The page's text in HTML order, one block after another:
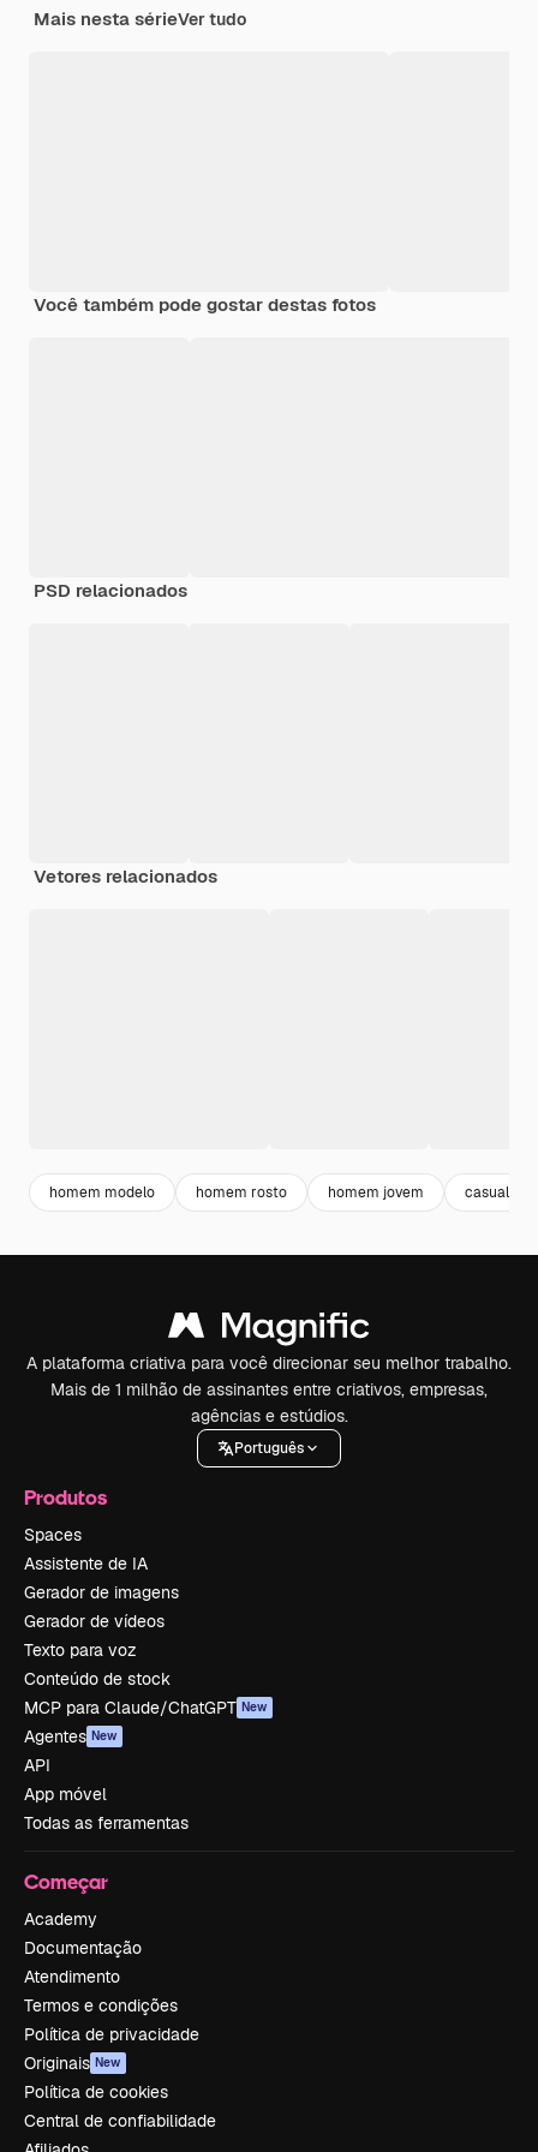
Mais nesta sérieVer tudo
Você também pode gostar destas fotos
PSD relacionados
Vetores relacionados
homem modelo homem rosto homem jovem casual
A plataforma criativa para você direcionar seu melhor trabalho.
Mais de 1 milhão de assinantes entre criativos, empresas,
agências e estúdios.
Português
Produtos
Spaces
Assistente de IA
Gerador de imagens
Gerador de vídeos
Texto para voz
Conteúdo de stock
MCP para Claude/ChatGPT New
Agentes New
API
App móvel
Todas as ferramentas
Começar
Academy
Documentação
Atendimento
Termos e condições
Política de privacidade
Originais New
Política de cookies
Central de confiabilidade